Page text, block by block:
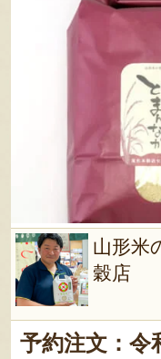
山形米
穀店
予約注文：令